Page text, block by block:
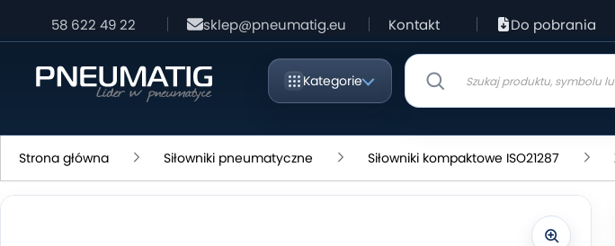
58 622 49 22 sklep@pneumatig.eu Kontakt Do pobrania
Kategorie
Strona główna Siłowniki pneumatyczne Siłowniki kompaktowe ISO21287